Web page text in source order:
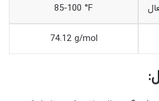
85-100 °F
74.12 g/mol